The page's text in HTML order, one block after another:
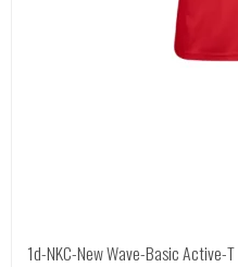
1d-NKC-New Wave-Basic